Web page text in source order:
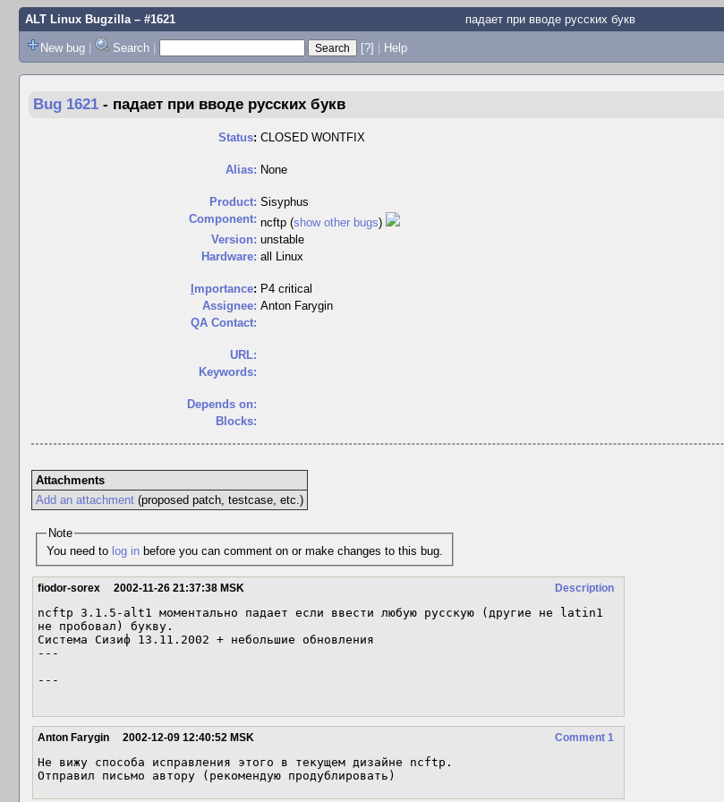
ALT Linux Bugzilla– #1621 падает при вводе русских букв
New bug | Search | [?] | Help
Bug 1621 - падает при вводе русских букв
Status: CLOSED WONTFIX
Alias: None
Product: Sisyphus
Component: ncftp (show other bugs)
Version: unstable
Hardware: all Linux
mportance: P4 critical
Assignee: Anton Farygin
QA Contact:
URL:
Keywords:
Depends on:
Blocks:
Attachments
Add an attachment(proposed patch, testcase, etc.)
Note
You need to log in before you can comment on or make changes to this bug.
Description
fiodor-sorex 2002-11-26 21:37:38 MSK
ncftp 3.1.5-alt1 моментально падает если ввести любую русскую (другие не latin1
не пробовал) букву.
Сиcтема Сизиф 13.11.2002 + небольшие обновления
---
---
Comment 1
Anton Farygin 2002-12-09 12:40:52 MSK
Не вижу способа исправления этого в текущем дизайне ncftp.
Отправил письмо автору (рекомендую продублировать)